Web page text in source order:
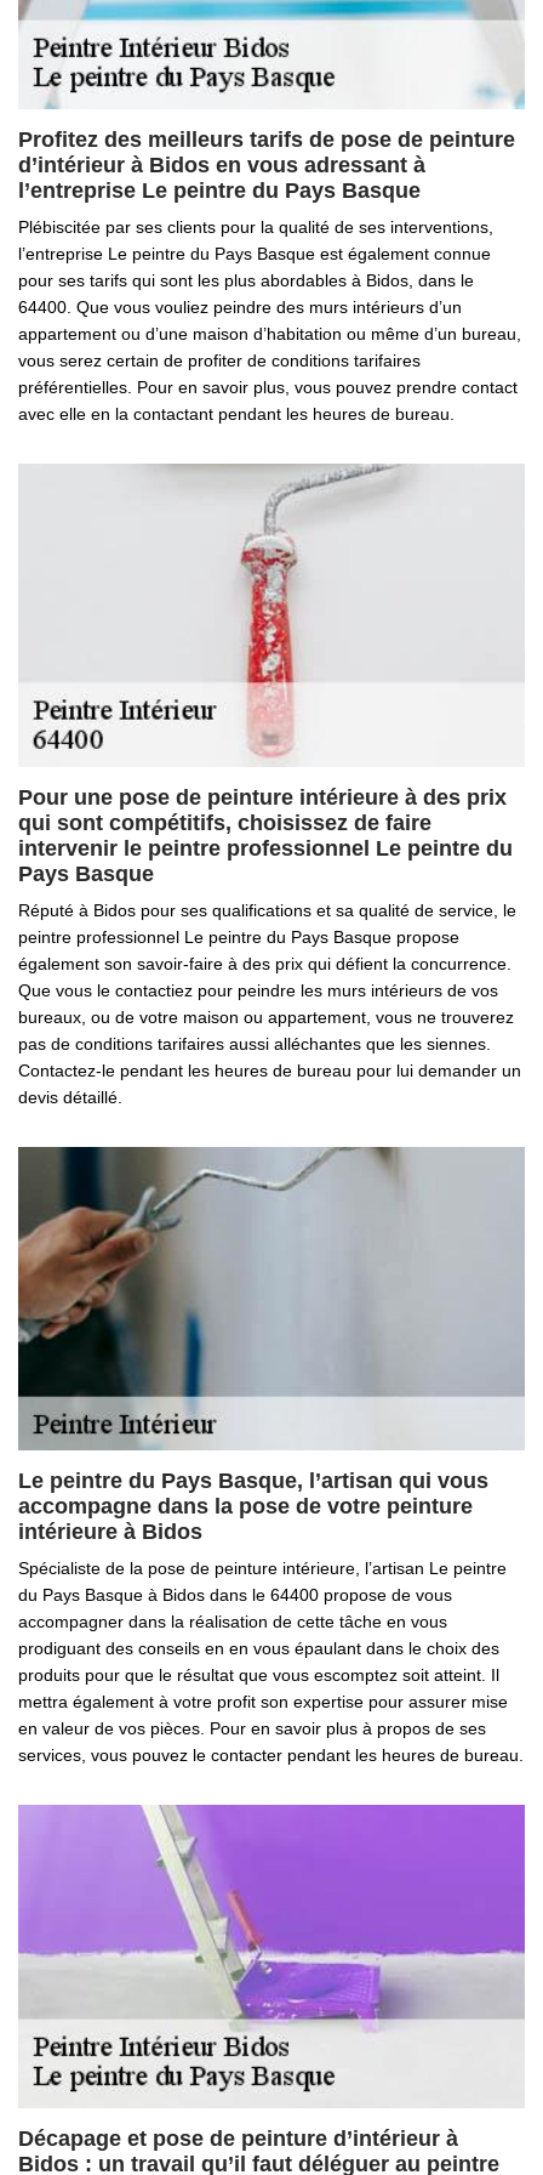
Profitez des meilleurs tarifs de pose de peinture
d’intérieur à Bidos en vous adressant à
l’entreprise Le peintre du Pays Basque
Plébiscitée par ses clients pour la qualité de ses interventions,
l’entreprise Le peintre du Pays Basque est également connue
pour ses tarifs qui sont les plus abordables à Bidos, dans le
64400. Que vous vouliez peindre des murs intérieurs d’un
appartement ou d’une maison d’habitation ou même d’un bureau,
vous serez certain de profiter de conditions tarifaires
préférentielles. Pour en savoir plus, vous pouvez prendre contact
avec elle en la contactant pendant les heures de bureau.
Pour une pose de peinture intérieure à des prix
qui sont compétitifs, choisissez de faire
intervenir le peintre professionnel Le peintre du
Pays Basque
Réputé à Bidos pour ses qualifications et sa qualité de service, le
peintre professionnel Le peintre du Pays Basque propose
également son savoir-faire à des prix qui défient la concurrence.
Que vous le contactiez pour peindre les murs intérieurs de vos
bureaux, ou de votre maison ou appartement, vous ne trouverez
pas de conditions tarifaires aussi alléchantes que les siennes.
Contactez-le pendant les heures de bureau pour lui demander un
devis détaillé.
Le peintre du Pays Basque, l’artisan qui vous
accompagne dans la pose de votre peinture
intérieure à Bidos
Spécialiste de la pose de peinture intérieure, l’artisan Le peintre
du Pays Basque à Bidos dans le 64400 propose de vous
accompagner dans la réalisation de cette tâche en vous
prodiguant des conseils en en vous épaulant dans le choix des
produits pour que le résultat que vous escomptez soit atteint. Il
mettra également à votre profit son expertise pour assurer mise
en valeur de vos pièces. Pour en savoir plus à propos de ses
services, vous pouvez le contacter pendant les heures de bureau.
Décapage et pose de peinture d’intérieur à
Bidos : un travail qu’il faut déléguer au peintre